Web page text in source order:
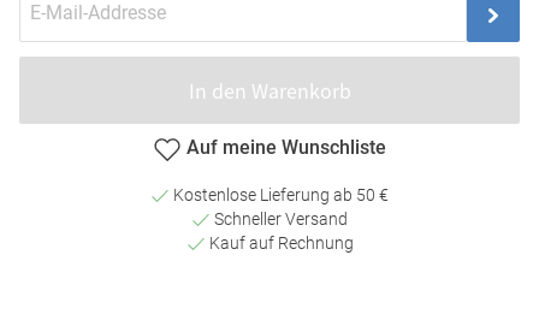
In den Warenkorb
Auf meine Wunschliste
Kostenlose Lieferung ab 50 €
Schneller Versand
Kauf auf Rechnung